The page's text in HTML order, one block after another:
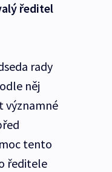
ředitel
rady
něj
významné
tento
ředitele